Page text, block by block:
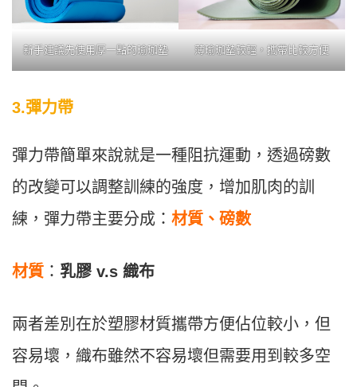
新手建議先使用厚一點的瑜珈墊 薄瑜珈墊較輕，攜帶比較方便
3.彈力帶
彈力帶簡單來說就是一種阻抗運動，透過磅數
的改變可以調整訓練的強度，增加肌肉的訓
練，彈力帶主要分成： 材質、磅數
材質 ： 乳膠 v.s 織布
兩者差別在於塑膠材質攜帶方便佔位較小，但
容易壞，織布雖然不容易壞但需要用到較多空